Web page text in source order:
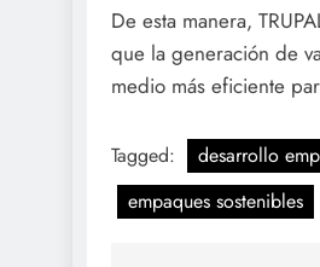
De esta manera,
que la generación de
medio más eficiente
Tagged: desarrollo
empaques sostenibles